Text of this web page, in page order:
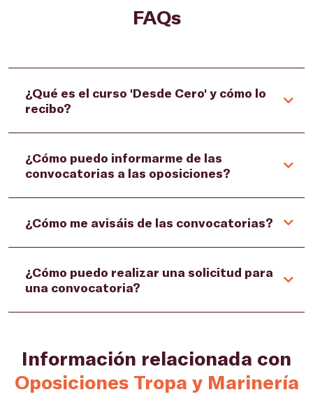
FAQs
¿Qué es el curso 'Desde Cero' y cómo lo
recibo?
¿Cómo puedo informarme de las
convocatorias a las oposiciones?
¿Cómo me avisáis de las convocatorias?
¿Cómo puedo realizar una solicitud para
una convocatoria?
Información relacionada con
Oposiciones Tropa y Marinería